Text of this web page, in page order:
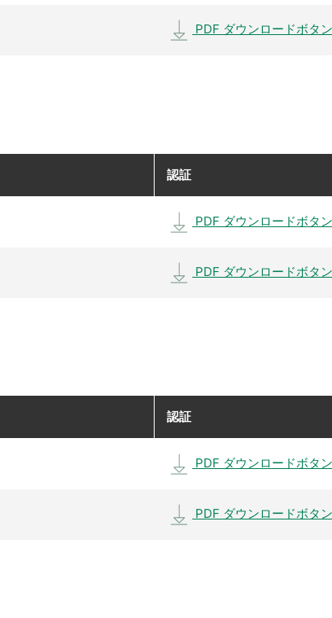
PDF ダウンロードボタン
認証
PDF ダウンロードボタン
PDF ダウンロードボタン
認証
PDF ダウンロードボタン
PDF ダウンロードボタン